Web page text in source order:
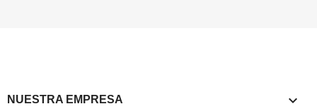
NUESTRA EMPRESA 